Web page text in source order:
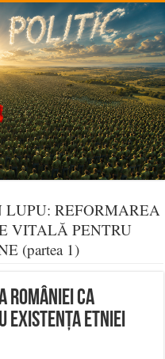
LUPU: REFORMAREA
VITALĂ PENTRU
(partea 1)
ROMÂNIEI CA
EXISTENȚA ETNIEI